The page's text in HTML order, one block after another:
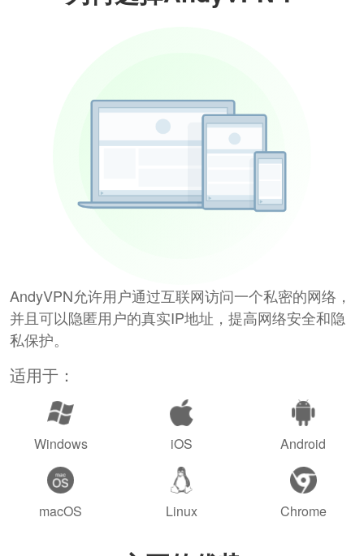
AndyVPN允许用户通过互联网访问一个私密的网络，
并且可以隐匿用户的真实IP地址，提高网络安全和隐
私保护。
适用于：
Windows iOS Android
macOS Linux Chrome